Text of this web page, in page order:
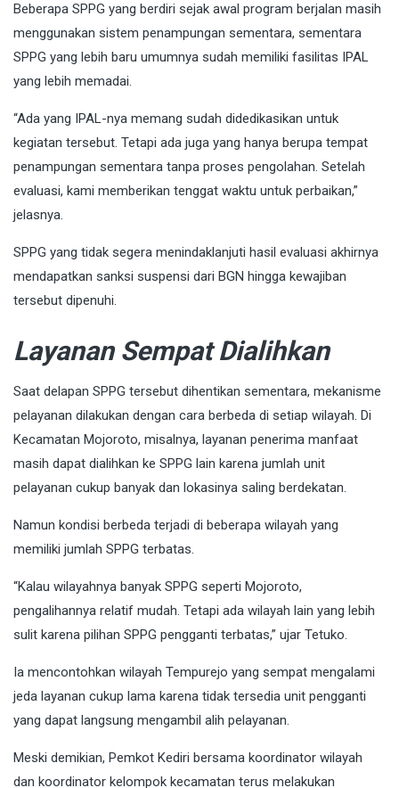
Beberapa SPPG yang berdiri sejak awal program berjalan masih
menggunakan sistem penampungan sementara, sementara
SPPG yang lebih baru umumnya sudah memiliki fasilitas IPAL
yang lebih memadai.
“Ada yang IPAL-nya memang sudah didedikasikan untuk
kegiatan tersebut. Tetapi ada juga yang hanya berupa tempat
penampungan sementara tanpa proses pengolahan. Setelah
evaluasi, kami memberikan tenggat waktu untuk perbaikan,”
jelasnya.
SPPG yang tidak segera menindaklanjuti hasil evaluasi akhirnya
mendapatkan sanksi suspensi dari BGN hingga kewajiban
tersebut dipenuhi.
Layanan Sempat Dialihkan
Saat delapan SPPG tersebut dihentikan sementara, mekanisme
pelayanan dilakukan dengan cara berbeda di setiap wilayah. Di
Kecamatan Mojoroto, misalnya, layanan penerima manfaat
masih dapat dialihkan ke SPPG lain karena jumlah unit
pelayanan cukup banyak dan lokasinya saling berdekatan.
Namun kondisi berbeda terjadi di beberapa wilayah yang
memiliki jumlah SPPG terbatas.
“Kalau wilayahnya banyak SPPG seperti Mojoroto,
pengalihannya relatif mudah. Tetapi ada wilayah lain yang lebih
sulit karena pilihan SPPG pengganti terbatas,” ujar Tetuko.
Ia mencontohkan wilayah Tempurejo yang sempat mengalami
jeda layanan cukup lama karena tidak tersedia unit pengganti
yang dapat langsung mengambil alih pelayanan.
Meski demikian, Pemkot Kediri bersama koordinator wilayah
dan koordinator kelompok kecamatan terus melakukan